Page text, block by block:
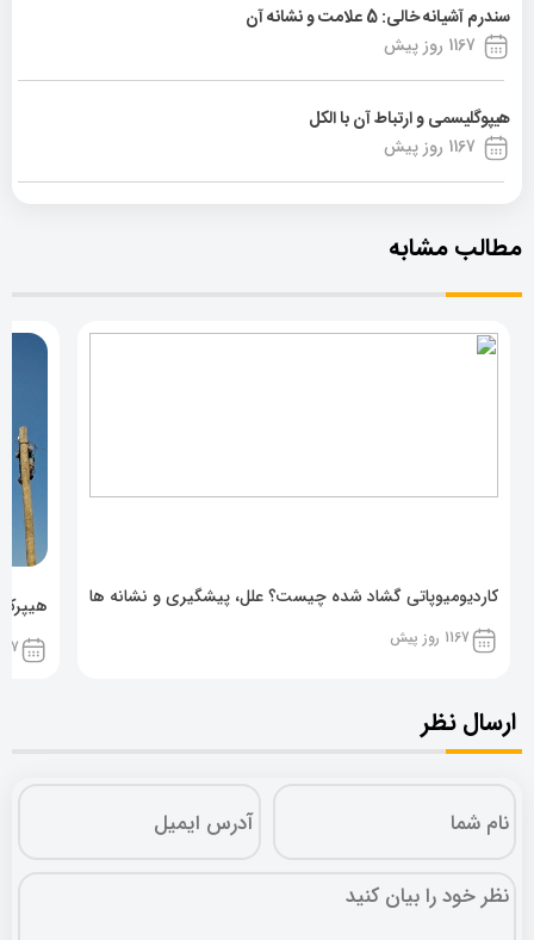
سندرم آشیانه خالی: 5 علامت و نشانه آن
1167 روز پیش
هیپوگلیسمی و ارتباط آن با الکل
1167 روز پیش
مطالب مشابه
کاردیومیوپاتی گشاد شده چیست؟ علل، پیشگیری و نشانه ها
1167 روز پیش 1167
ارسال نظر